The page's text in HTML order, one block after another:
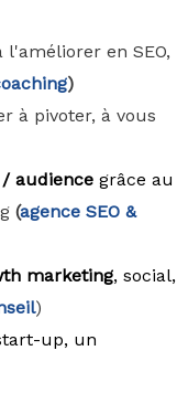
l'améliorer en SEO,
)
à pivoter, à vous
audience grâce au
(agence SEO &
marketing, social,
)
up, un